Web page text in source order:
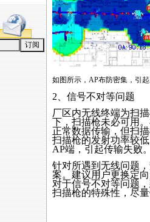
如图所示，AP布防密集，引
2、信号不对等问题
厂区内无线终端为扫
下，扫描枪未必可用
正常数据传输，但扫
扫描枪的发射功率较
AP端，引起传输失败。
针对所遇到无线问题
案。建议用户更换定
对于信号不对等问题
扫描枪的特殊性，尽